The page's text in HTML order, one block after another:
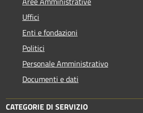
Uffici
Enti e fondazioni
Politici
Personale Amministrativo
Documenti e dati
CATEGORIE DI SERVIZIO